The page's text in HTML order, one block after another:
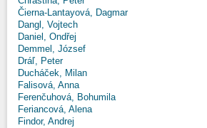
Čierna-Lantayová, Dagmar
Dangl, Vojtech
Daniel, Ondřej
Demmel, József
Dráľ, Peter
Ducháček, Milan
Falisová, Anna
Ferenčuhová, Bohumila
Feriancová, Alena
Findor, Andrej